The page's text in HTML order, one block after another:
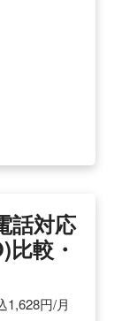
話対応
較・
1,628円/月